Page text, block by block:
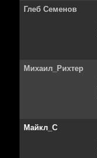
Глеб Семенов
Михаил_Рихтер
Майкл_С